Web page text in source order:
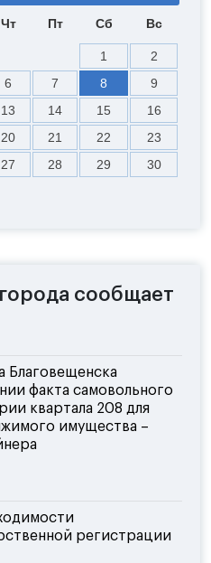
Чт Пт Сб Вс
1
2
6 7 8
9
13 14 15
16
20 21 22
23
27 28 29
30
сообщает
Благовещенска
факта самовольного
квартала 208 для
имущества –
регистрации